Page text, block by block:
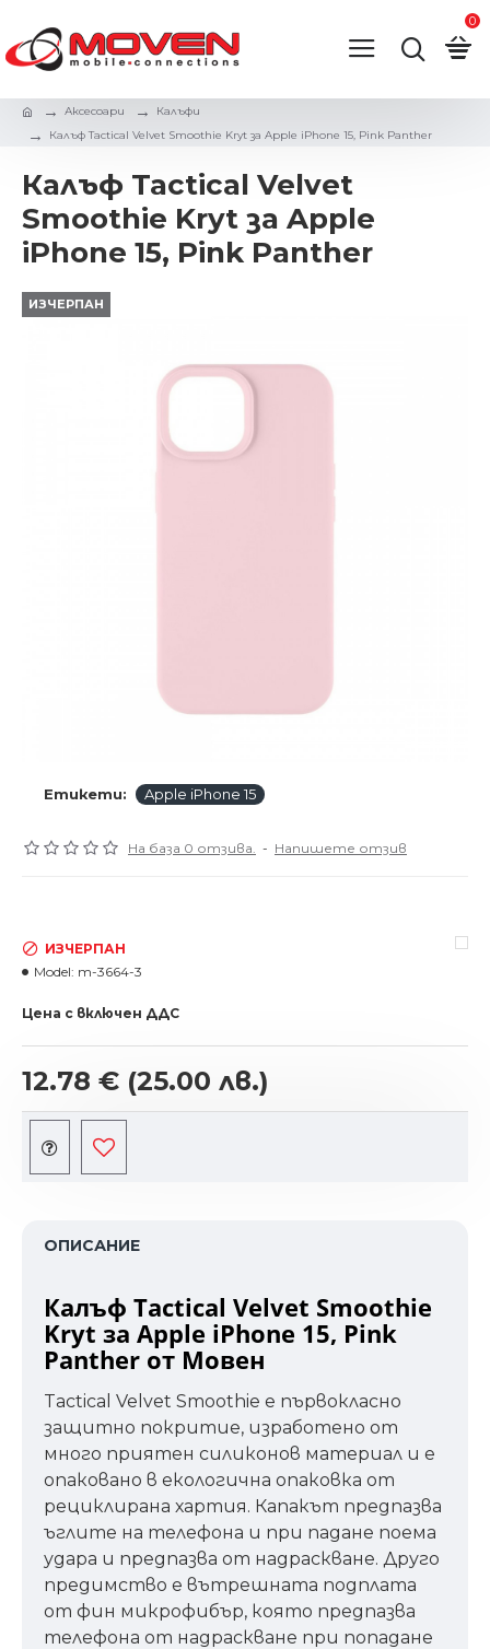
0
Аксесоари
Калъфи
Калъф Tactical Velvet Smoothie Kryt за Apple iPhone 15, Pink Panther
Калъф Tactical Velvet
Smoothie Kryt за Apple
iPhone 15, Pink Panther
ИЗЧЕРПАН
Етикети: Apple iPhone 15
На база 0 отзива. - Напишете отзив
12.78 € (25.00 лв.)
ИЗЧЕРПАН
Model: m-3664-3
Цена с включен ДДС
ОПИСАНИЕ
Калъф Tactical Velvet Smoothie
Kryt за Apple iPhone 15, Pink
Panther от Мовен
Tactical Velvet Smoothie е първокласно
защитно покритие, изработено от
много приятен силиконов материал и е
опаковано в екологична опаковка от
рециклирана хартия. Капакът предпазва
ъглите на телефона и при падане поема
удара и предпазва от надраскване. Друго
предимство е вътрешната подплата
от фин микрофибър, която предпазва
телефона от надраскване при попадане